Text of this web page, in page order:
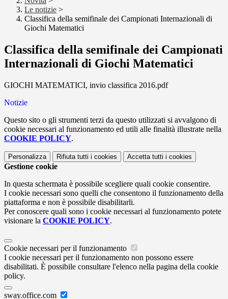
Le notizie >
Classifica della semifinale dei Campionati Internazionali di
Giochi Matematici
Classifica della semifinale dei Campionati
Internazionali di Giochi Matematici
GIOCHI MATEMATICI, invio classifica 2016.pdf
Notizie
Questo sito o gli strumenti terzi da questo utilizzati si avvalgono di
cookie necessari al funzionamento ed utili alle finalità illustrate nella
COOKIE POLICY.
Personalizza Rifiuta tutti i cookies Accetta tutti i cookies
Gestione cookie
In questa schermata è possibile scegliere quali cookie consentire.
I cookie necessari sono quelli che consentono il funzionamento della
piattaforma e non è possibile disabilitarli.
Per conoscere quali sono i cookie necessari al funzionamento potete
visionare la COOKIE POLICY.
Cookie necessari per il funzionamento
I cookie necessari per il funzionamento non possono essere
disabilitati. È possibile consultare l'elenco nella pagina della cookie
policy.
sway.office.com